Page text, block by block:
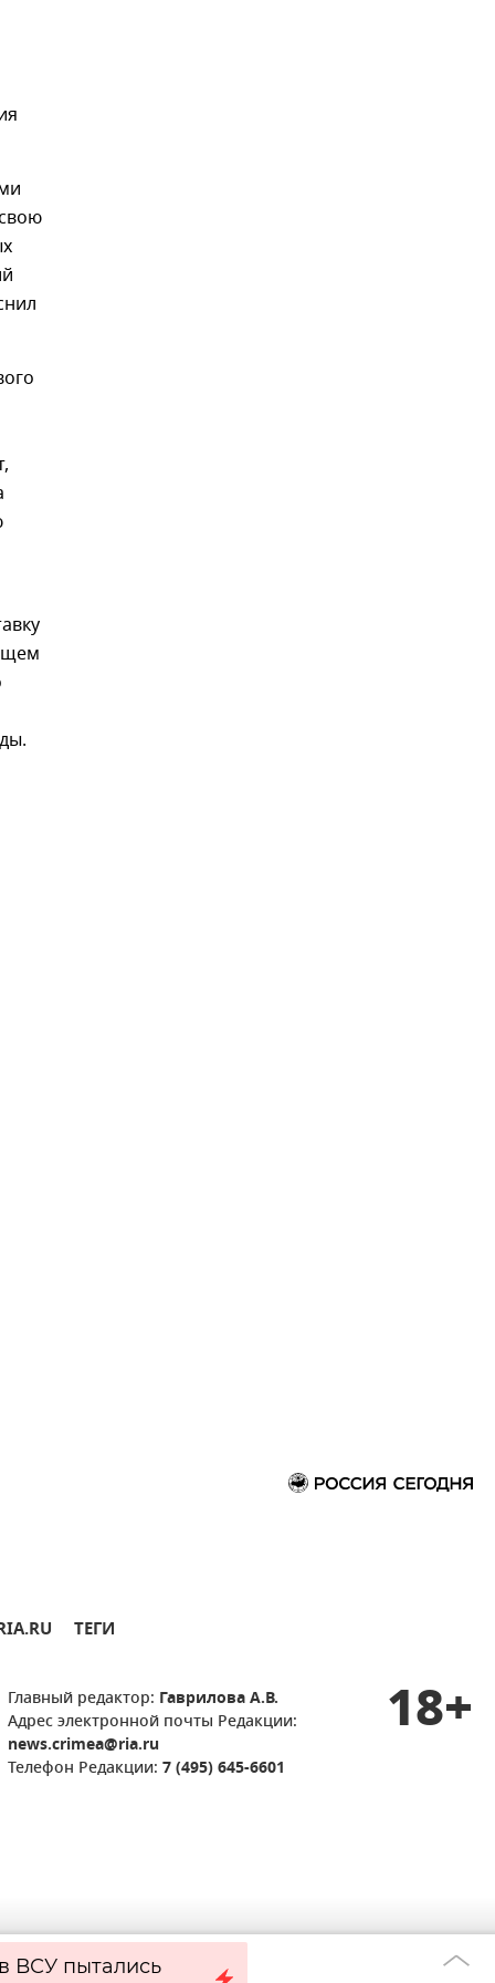
ТЕГИ
Главный редактор: Гаврилова А.В.
Адрес электронной почты Редакции:
news.crimea@ria.ru
Телефон Редакции: 7 (495) 645-6601
18+
ВСУ пытались
В